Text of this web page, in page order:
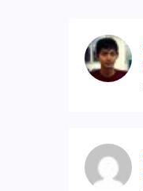
n
a
i